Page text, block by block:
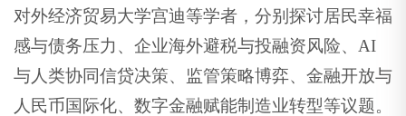
对外经济贸易大学宫迪等学者，分别探讨居民幸福
感与债务压力、企业海外避税与投融资风险、AI
与人类协同信贷决策、监管策略博弈、金融开放与
人民币国际化、数字金融赋能制造业转型等议题。